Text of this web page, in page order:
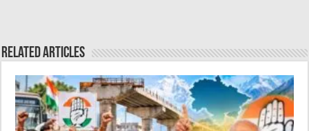
o
k
p
Related Articles